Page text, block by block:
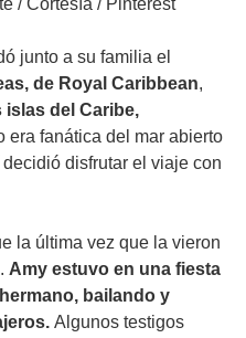
/Cortesía / Pinterest
junto a su familia el
de Royal Caribbean,
islas del Caribe,
era fanática del mar abierto
disfrutar el viaje con
la última vez que la vieron
Amy estuvo en una fiesta
bailando y
Algunos testigos